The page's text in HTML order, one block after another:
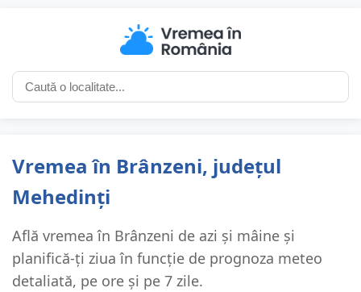
Vremea în Brânzeni, județul
Mehedinți
Află vremea în Brânzeni de azi și mâine și
planifică-ți ziua în funcție de prognoza meteo
detaliată, pe ore și pe 7 zile.